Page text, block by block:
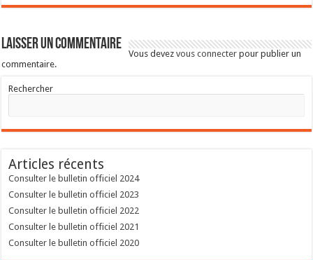
Laisser un commentaire
Vous devezvous connecter pour publier un
commentaire.
Rechercher
Articles récents
Consulter le bulletin officiel 2024
Consulter le bulletin officiel 2023
Consulter le bulletin officiel 2022
Consulter le bulletin officiel 2021
Consulter le bulletin officiel 2020